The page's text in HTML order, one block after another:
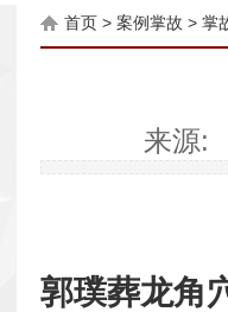
首页 > 案例掌故 > 掌
来源
郭璞葬龙角